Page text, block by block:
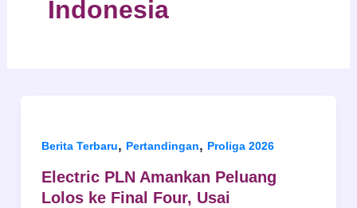
Indonesia
Berita Terbaru, Pertandingan, Proliga 2026
Electric PLN Amankan Peluang
Lolos ke Final Four, Usai